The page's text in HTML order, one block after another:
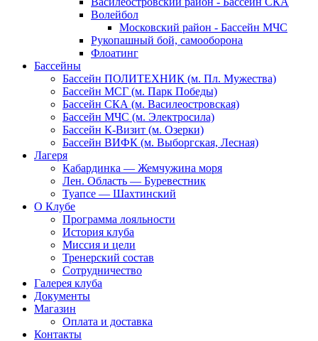
Волейбол
Московский район - Бассейн МЧС
Рукопашный бой, самооборона
Флоатинг
Бассейны
Бассейн ПОЛИТЕХНИК (м. Пл. Мужества)
Бассейн МСГ (м. Парк Победы)
Бассейн СКА (м. Василеостровская)
Бассейн МЧС (м. Электросила)
Бассейн К-Визит (м. Озерки)
Бассейн ВИФК (м. Выборгская, Лесная)
Лагеря
Кабардинка — Жемчужина моря
Лен. Область — Буревестник
Туапсе — Шахтинский
О Клубе
Программа лояльности
История клуба
Миссия и цели
Тренерский состав
Сотрудничество
Галерея клуба
Документы
Магазин
Оплата и доставка
Контакты